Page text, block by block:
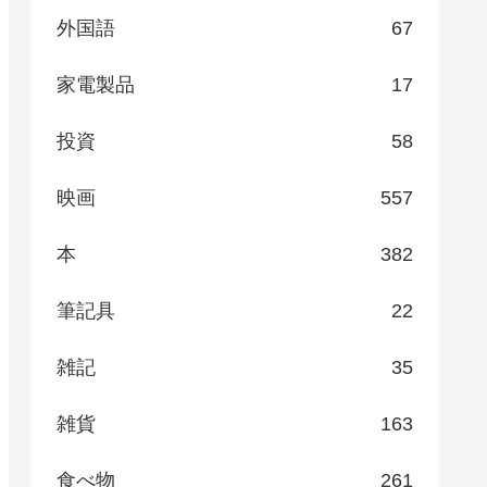
外国語 67
家電製品 17
投資 58
映画 557
本 382
筆記具 22
雑記 35
雑貨 163
食べ物 261